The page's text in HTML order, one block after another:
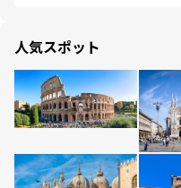
人気スポット